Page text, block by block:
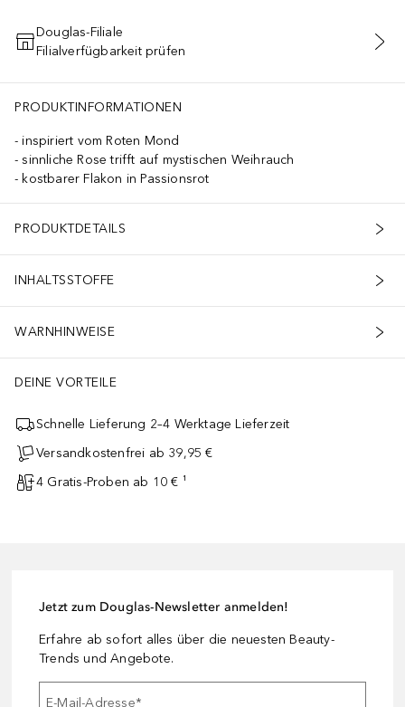
IN DEN WARENKORB
Douglas-Filiale
Filialverfügbarkeit prüfen
PRODUKTINFORMATIONEN
inspiriert vom Roten Mond
sinnliche Rose trifft auf mystischen Weihrauch
kostbarer Flakon in Passionsrot
PRODUKTDETAILS
INHALTSSTOFFE
WARNHINWEISE
DEINE VORTEILE
Schnelle Lieferung 2–4 Werktage Lieferzeit
Versandkostenfrei ab 39,95 €
4 Gratis-Proben ab 10 € ¹
Jetzt zum Douglas-Newsletter anmelden!
Erfahre ab sofort alles über die neuesten Beauty-
Trends und Angebote.
E-Mail-Adresse*